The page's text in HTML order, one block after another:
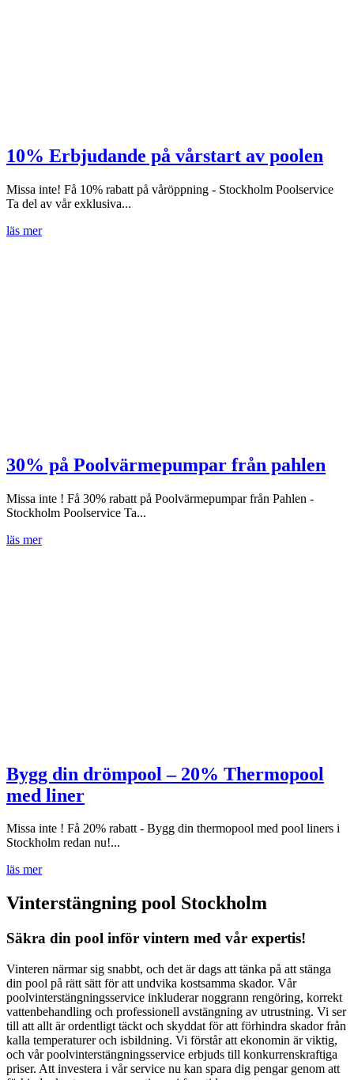
10% Erbjudande på vårstart av poolen
Missa inte! Få 10% rabatt på våröppning - Stockholm Poolservice
Ta del av vår exklusiva...
läs mer
30% på Poolvärmepumpar från pahlen
Missa inte ! Få 30% rabatt på Poolvärmepumpar från Pahlen -
Stockholm Poolservice Ta...
läs mer
Bygg din drömpool – 20% Thermopool
med liner
Missa inte ! Få 20% rabatt - Bygg din thermopool med pool liners i
Stockholm redan nu!...
läs mer
Vinterstängning pool Stockholm
Säkra din pool inför vintern med vår expertis!
Vinteren närmar sig snabbt, och det är dags att tänka på att stänga
din pool på rätt sätt för att undvika kostsamma skador. Vår
poolvinterstängningsservice inkluderar noggrann rengöring, korrekt
vattenbehandling och professionell avstängning av utrustning. Vi ser
till att allt är ordentligt täckt och skyddat för att förhindra skador från
kalla temperaturer och isbildning. Vi förstår att ekonomin är viktig,
och vår poolvinterstängningsservice erbjuds till konkurrenskraftiga
priser. Att investera i vår service nu kan spara dig pengar genom att